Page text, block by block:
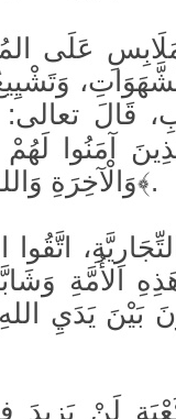
عَلَى
قَالَ
آمَنُوا لَهُمْ
وَالْآخِرَةِ وَاللهُ يَعْلَمُ وَأَنْتُمْ لَا تَعْلَمُونَ﴾.
الأُمَّةِ
بَيْنَ يَدَيِ اللهِ
لَنْ يَزِيدَ